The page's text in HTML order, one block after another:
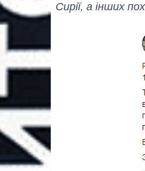
Сирії, а інших